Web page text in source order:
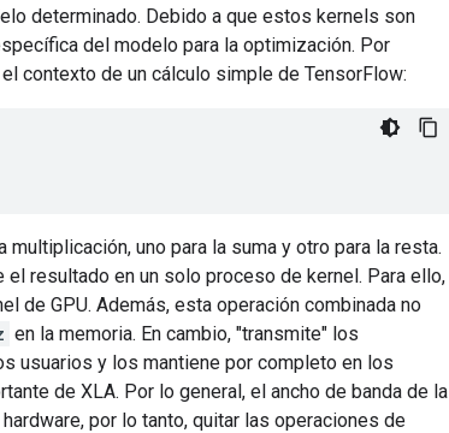
determinado. Debido a que estos kernels son
del modelo para la optimización. Por
contexto de un cálculo simple de TensorFlow:
uno para la suma y otro para la resta.
resultado en un solo proceso de kernel. Para ello,
de GPU. Además, esta operación combinada no
en la memoria. En cambio, "transmite" los
usuarios y los mantiene por completo en los
de XLA. Por lo general, el ancho de banda de la
por lo tanto, quitar las operaciones de